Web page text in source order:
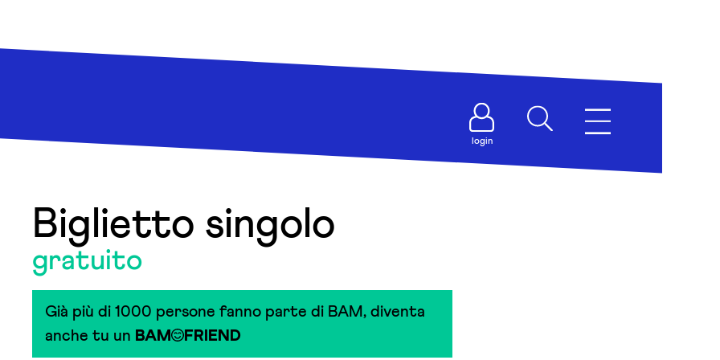
login
Biglietto singolo
gratuito
Già più di 1000 persone fanno parte di BAM, diventa
anche tu un BAM FRIEND